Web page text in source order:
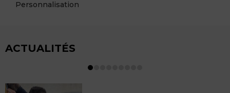
Personnalisation
ACTUALITÉS